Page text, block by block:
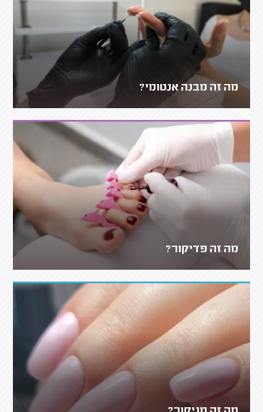
מה זה מבנה אנטומי?
מה זה פדיקור?